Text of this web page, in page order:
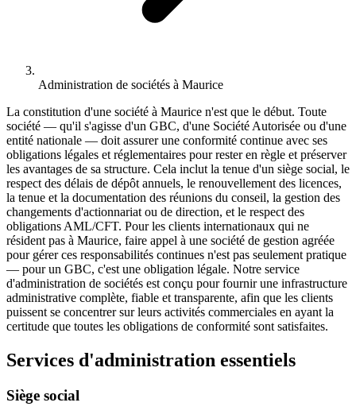
Administration de sociétés à Maurice
La constitution d'une société à Maurice n'est que le début. Toute
société — qu'il s'agisse d'un GBC, d'une Société Autorisée ou d'une
entité nationale — doit assurer une conformité continue avec ses
obligations légales et réglementaires pour rester en règle et préserver
les avantages de sa structure. Cela inclut la tenue d'un siège social, le
respect des délais de dépôt annuels, le renouvellement des licences,
la tenue et la documentation des réunions du conseil, la gestion des
changements d'actionnariat ou de direction, et le respect des
obligations AML/CFT. Pour les clients internationaux qui ne
résident pas à Maurice, faire appel à une société de gestion agréée
pour gérer ces responsabilités continues n'est pas seulement pratique
— pour un GBC, c'est une obligation légale. Notre service
d'administration de sociétés est conçu pour fournir une infrastructure
administrative complète, fiable et transparente, afin que les clients
puissent se concentrer sur leurs activités commerciales en ayant la
certitude que toutes les obligations de conformité sont satisfaites.
Services d'administration essentiels
Siège social